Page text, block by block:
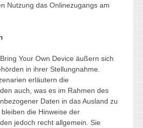
Nutzung das Onlinezugangs am
Your Own Device äußern sich
in ihrer Stellungnahme.
erläutern die
auch, was es im Rahmen des
Daten in das Ausland zu
die Hinweise der
jedoch recht allgemein. Sie